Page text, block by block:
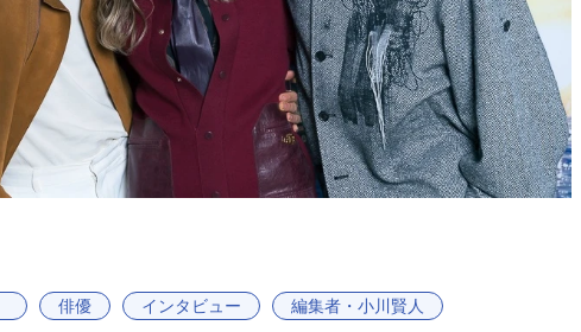
俳優 インタビュー 編集者・小川賢人